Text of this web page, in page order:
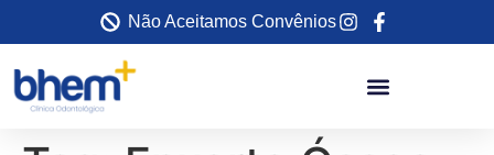
Não Aceitamos Convênios